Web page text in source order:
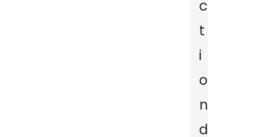
c
t
i
o
n
d